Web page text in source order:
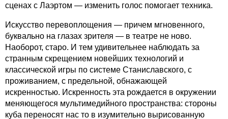
сценах с Лаэртом — изменить голос помогает техника.
Искусство перевоплощения — причем мгновенного,
буквально на глазах зрителя — в театре не ново.
Наоборот, старо. И тем удивительнее наблюдать за
странным скрещением новейших технологий и
классической игры по системе Станиславского, с
проживанием, с предельной, обнажающей
искренностью. Искренность эта рождается в окружении
меняющегося мультимедийного пространства: стороны
куба переносят нас то в изумительно вырисованную